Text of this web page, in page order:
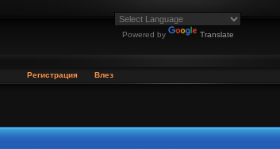
Powered by Translate
Регистрация
Влез